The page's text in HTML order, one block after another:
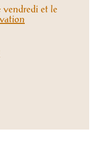
et le